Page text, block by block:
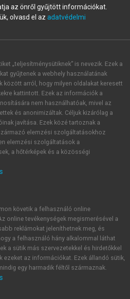
hozz létre új fiókot.
automatikusan
FIÓKKAL
újdonságairól, akcióiról.
Kiadó Zrt. újdonságairól,
az önről gyűjtött információkat.
olvasd el az adatvédelmi
„teljesítménysütiknek” is nevezik. Ezek a
gyűjtenek a webhely használatának
között arról, hogy milyen oldalakat keresett
kattintott. Ezek az információk a
nem használhatóak, mivel az
és anonimizáltak. Céljuk kizárólag a
javítása. Ezek közé tartoznak a
elemzési szolgáltatásokhoz
elemzési szolgáltatások a
a hőtérképek és a közösségi
követik a felhasználó online
online tevékenységek megismerésével a
reklámokat jeleníthetnek meg, és
a felhasználó hány alkalommal láthat
a sütik más szervezetekkel és hirdetőkkel
ezeket az információkat. Ezek állandó sütik,
egy harmadik féltől származnak.